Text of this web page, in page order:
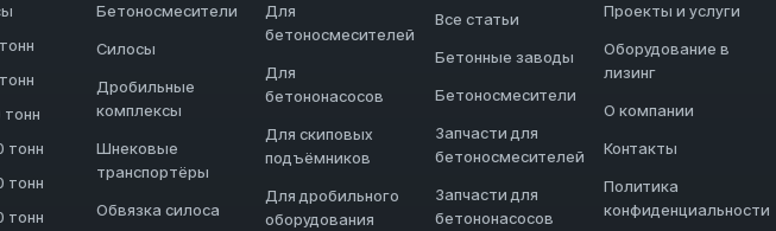
тонн
тонн
тонн
тонн
Бетоносмесители
Силосы
Дробильные
комплексы
Шнековые
транспортёры
Обвязка силоса
Для
бетоносмесителей
Для
бетононасосов
Для скиповых
подъёмников
Для дробильного
оборудования
Все статьи
Бетонные заводы
Бетоносмесители
Запчасти для
бетоносмесителей
Запчасти для
бетононасосов
Проекты и услуги
Оборудование в
лизинг
О компании
Контакты
Политика
конфиденциальности